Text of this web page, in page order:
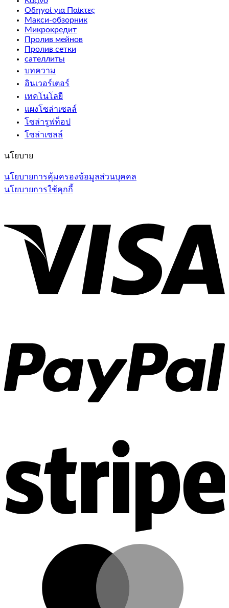
Οδηγοί για Παίκτες
Макси-обзорник
Микрокредит
Пролив мейнов
Пролив сетки
сателлиты
บทความ
อินเวอร์เตอร์
เทคโนโลยี
แผงโซล่าเซลล์
โซล่ารูฟท็อป
โซล่าเซลล์
นโยบาย
นโยบายการคุ้มครองข้อมูลส่วนบุคคล
นโยบายการใช้คุกกี้